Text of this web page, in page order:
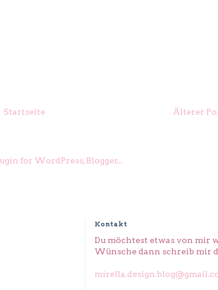
Älterer
Startseite
Kontakt
Du möchtest etwas von mir
Wünsche dann schreib mir